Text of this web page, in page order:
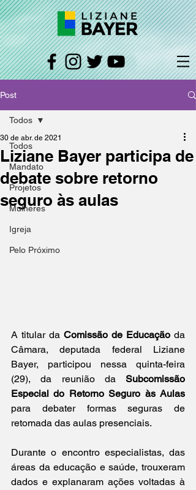
Post
Todos
Mandato
Projetos
Mulheres
Igreja
Pelo Próximo
Todos
Liziane Bayer participa de
debate sobre retorno
seguro às aulas
30 de abr. de 2021
A titular da Comissão de Educação da
Câmara, deputada federal Liziane
Bayer, participou nessa quinta-feira
(29), da reunião da Subcomissão
para debater formas seguras de
retomada das aulas presenciais.
Durante o encontro especialistas, das
áreas da educação e saúde, trouxeram
dados e explanaram ações voltadas à